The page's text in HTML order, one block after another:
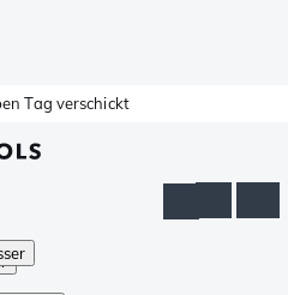
Tag verschickt